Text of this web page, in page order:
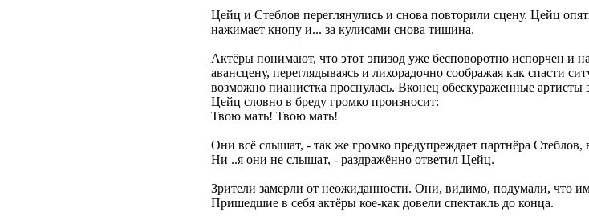
Цейц и Стеблов переглянулись и снова повторили сцену. Цейц
нажимает кнопу и... за кулисами снова тишина.
Актёры понимают, что этот эпизод уже бесповоротно испорчен и
авансцену, переглядываясь и лихорадочно соображая как спасти
возможно пианистка проснулась. Вконец обескураженные артисты
Цейц словно в бреду громко произносит:
Твою мать! Твою мать!
Они всё слышат, - так же громко предупреждает партнёра Стеблов,
Ни ..я они не слышат, - раздражённо ответил Цейц.
Зрители замерли от неожиданности. Они, видимо, подумали, что
Пришедшие в себя актёры кое-как довели спектакль до конца.